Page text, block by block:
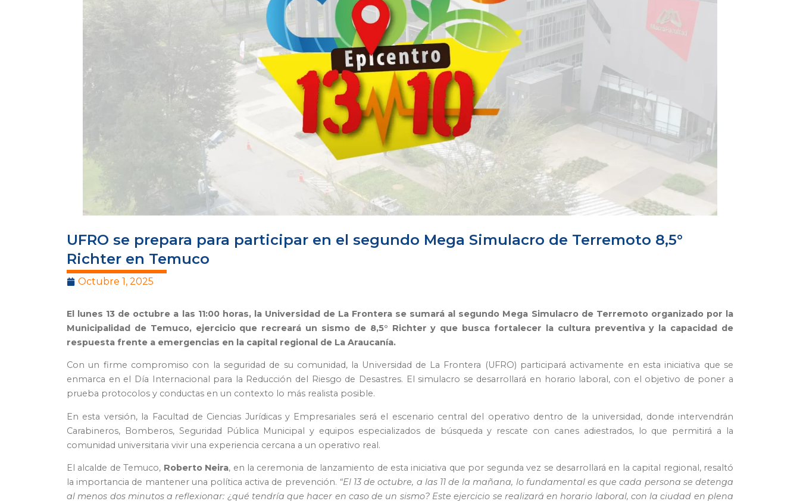
UFRO se prepara para participar en el segundo Mega Simulacro de Terremoto 8,5°
Richter en Temuco
Octubre 1, 2025
El lunes 13 de octubre a las 11:00 horas, la Universidad de La Frontera se sumará al segundo Mega Simulacro de Terremoto organizado por la
Municipalidad de Temuco, ejercicio que recreará un sismo de 8,5° Richter y que busca fortalecer la cultura preventiva y la capacidad de
respuesta frente a emergencias en la capital regional de La Araucanía.
Con un firme compromiso con la seguridad de su comunidad, la Universidad de La Frontera (UFRO) participará activamente en esta iniciativa que se
enmarca en el Día Internacional para la Reducción del Riesgo de Desastres. El simulacro se desarrollará en horario laboral, con el objetivo de poner a
prueba protocolos y conductas en un contexto lo más realista posible.
En esta versión, la Facultad de Ciencias Jurídicas y Empresariales será el escenario central del operativo dentro de la universidad, donde intervendrán
Carabineros, Bomberos, Seguridad Pública Municipal y equipos especializados de búsqueda y rescate con canes adiestrados, lo que permitirá a la
comunidad universitaria vivir una experiencia cercana a un operativo real.
El alcalde de Temuco, Roberto Neira, en la ceremonia de lanzamiento de esta iniciativa que por segunda vez se desarrollará en la capital regional, resaltó
la importancia de mantener una política activa de prevención. “El 13 de octubre, a las 11 de la mañana, lo fundamental es que cada persona se detenga
al menos dos minutos a reflexionar: ¿qué tendría que hacer en caso de un sismo? Este ejercicio se realizará en horario laboral, con la ciudad en plena